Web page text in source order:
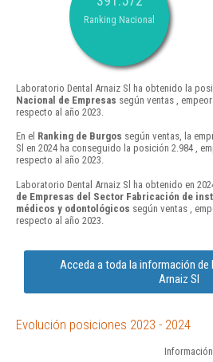
Ranking Nacional
Laboratorio Dental Arnaiz Sl ha obtenido la
Nacional de Empresas según ventas ,
respecto al año 2023.
En el Ranking de Burgos según ventas, la
Sl en 2024 ha conseguido la posición 2.984 ,
respecto al año 2023.
Laboratorio Dental Arnaiz Sl ha obtenido en
de Empresas del Sector Fabricación de
médicos y odontológicos según ventas ,
respecto al año 2023.
Acceda a toda la información de
Arnaiz Sl
Evolución posiciones 2023 - 2024